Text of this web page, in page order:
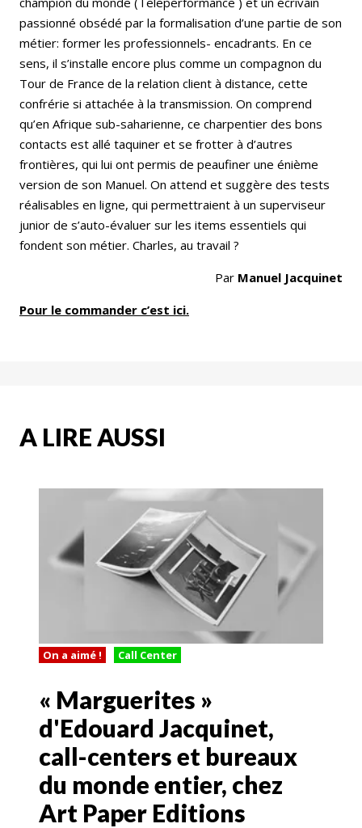
passionné obsédé par la formalisation d’une partie de son
métier: former les professionnels- encadrants. En ce
sens, il s’installe encore plus comme un compagnon du
Tour de France de la relation client à distance, cette
confrérie si attachée à la transmission. On comprend
qu’en Afrique sub-saharienne, ce charpentier des bons
contacts est allé taquiner et se frotter à d’autres
frontières, qui lui ont permis de peaufiner une énième
version de son Manuel. On attend et suggère des tests
réalisables en ligne, qui permettraient à un superviseur
junior de s’auto-évaluer sur les items essentiels qui
fondent son métier. Charles, au travail ?
Par Manuel Jacquinet
Pour le commander c’est ici.
A LIRE AUSSI
On a aimé ! Call Center
« Marguerites »
d'Edouard Jacquinet,
call-centers et bureaux
du monde entier, chez
Art Paper Editions